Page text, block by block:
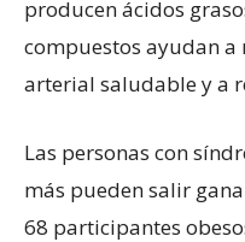
producen ácidos
compuestos ayudan
arterial saludable y a
Las personas con
más pueden salir
68 participantes